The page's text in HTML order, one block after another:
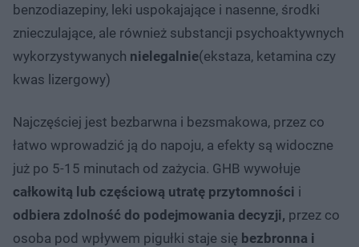
benzodiazepiny, leki uspokajające i nasenne, środki
znieczulające, ale również substancji psychoaktywnych
wykorzystywanych nielegalnie(ekstaza, ketamina czy
kwas lizergowy)
Najczęściej jest bezbarwna i bezsmakowa, przez co
łatwo wprowadzić ją do napoju, a efekty są widoczne
już po 5-15 minutach od zażycia. GHB wywołuje
całkowitą lub częściową utratę przytomności i
odbiera zdolność do podejmowania decyzji, przez co
osoba pod wpływem pigułki staje się bezbronna i